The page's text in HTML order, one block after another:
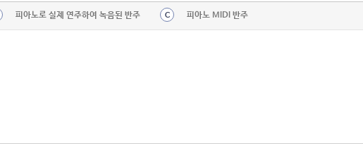
피아노로 실제 연주하여 녹음된 반주 C 피아노 MIDI 반주